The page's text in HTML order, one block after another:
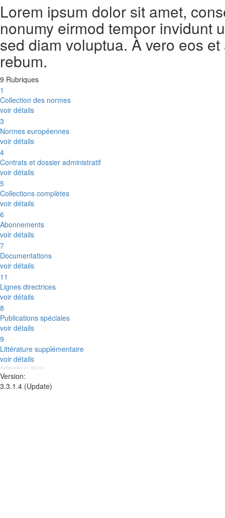
Lorem ipsum dolor sit amet,
nonumy eirmod tempor invidunt
sed diam voluptua. À vero eos
rebum.
9 Rubriques
1
Collection des normes
voir détails
3
Normes européennes
voir détails
4
Contrats et dossier administratif
voir détails
5
Collections complètes
voir détails
6
Abonnements
voir détails
7
Documentations
voir détails
11
Lignes directrices
voir détails
8
Publications spéciales
voir détails
9
Littérature supplémentaire
voir détails
Aufbereitet in: 58 ms;
Version:
3.3.1.4 (Update)